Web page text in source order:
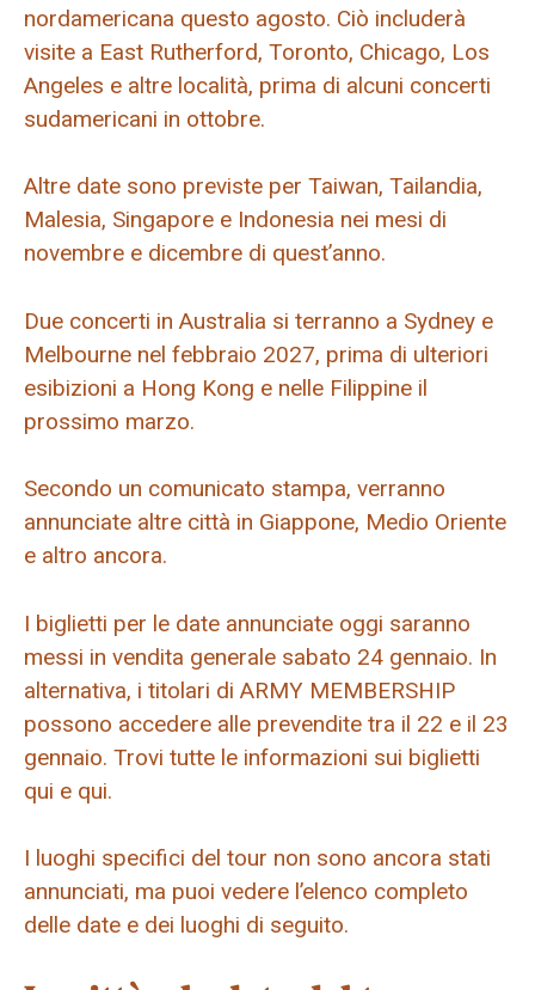
nordamericana questo agosto. Ciò includerà
visite a East Rutherford, Toronto, Chicago, Los
Angeles e altre località, prima di alcuni concerti
sudamericani in ottobre.
Altre date sono previste per Taiwan, Tailandia,
Malesia, Singapore e Indonesia nei mesi di
novembre e dicembre di quest’anno.
Due concerti in Australia si terranno a Sydney e
Melbourne nel febbraio 2027, prima di ulteriori
esibizioni a Hong Kong e nelle Filippine il
prossimo marzo.
Secondo un comunicato stampa, verranno
annunciate altre città in Giappone, Medio Oriente
e altro ancora.
I biglietti per le date annunciate oggi saranno
messi in vendita generale sabato 24 gennaio. In
alternativa, i titolari di ARMY MEMBERSHIP
possono accedere alle prevendite tra il 22 e il 23
gennaio. Trovi tutte le informazioni sui biglietti
qui e qui.
I luoghi specifici del tour non sono ancora stati
annunciati, ma puoi vedere l’elenco completo
delle date e dei luoghi di seguito.